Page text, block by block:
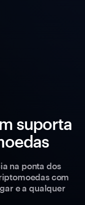
suporta
na ponta dos
com
e a qualquer